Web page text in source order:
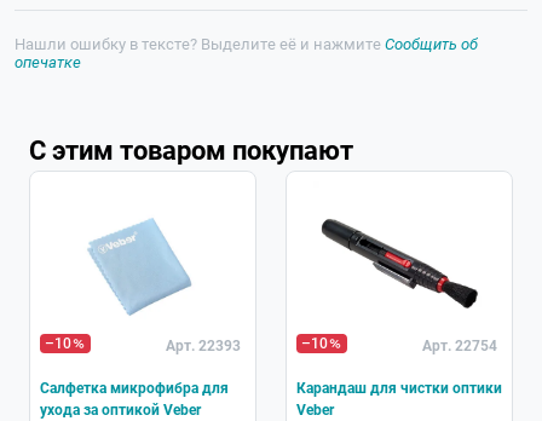
Нашли ошибку в тексте? Выделите её и нажмите Сообщить об
опечатке
С этим товаром покупают
–10 Арт. 22393
Салфетка микрофибра для
ухода за оптикой Veber
–10
Арт. 22754
Карандаш для чистки оптики
Veber